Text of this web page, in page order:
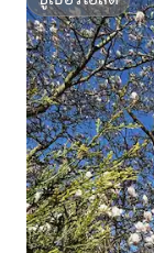
ซูเปอร์โฮสต์